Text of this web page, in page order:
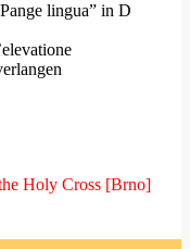
lingua” in D
Holy Cross [Brno]